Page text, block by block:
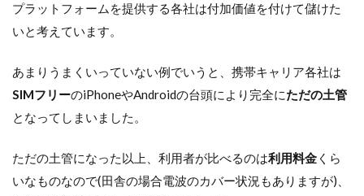
プラットフォームを提供する各社は付加価値を付けて儲けた
いと考えています。
あまりうまくいっていない例でいうと、携帯キャリア各社は
SIMフリーのiPhoneやAndroidの台頭により完全にただの土管
となってしまいました。
ただの土管になった以上、利用者が比べるのは利用料金 くら
いなものなので(田舎の場合電波のカバー状況もありますが)、